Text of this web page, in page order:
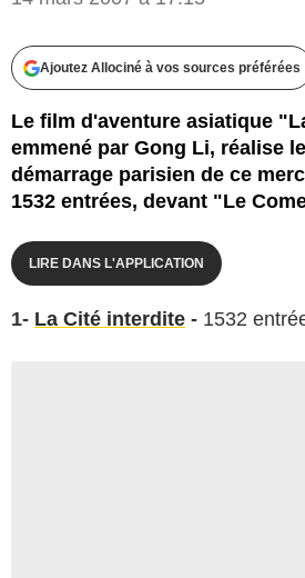
Ajoutez Allociné à vos sources préférées
Le film d'aventure asiatique
emmené par Gong Li, réalise
démarrage parisien de ce
1532 entrées, devant "Le
LIRE DANS L'APPLICATION
1- La Cité interdite - 1532